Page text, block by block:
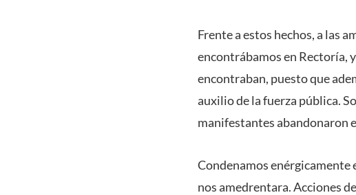
Frente a estos hechos, a las
encontrábamos en Rectoría,
encontraban, puesto que
auxilio de la fuerza pública.
manifestantes abandonaron
Condenamos enérgicamente
nos amedrentara. Acciones